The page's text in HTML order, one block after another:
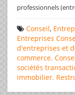
professionnels
Conseil,
Entreprises
d'entreprises et
commerce.
sociétés
immobilier.